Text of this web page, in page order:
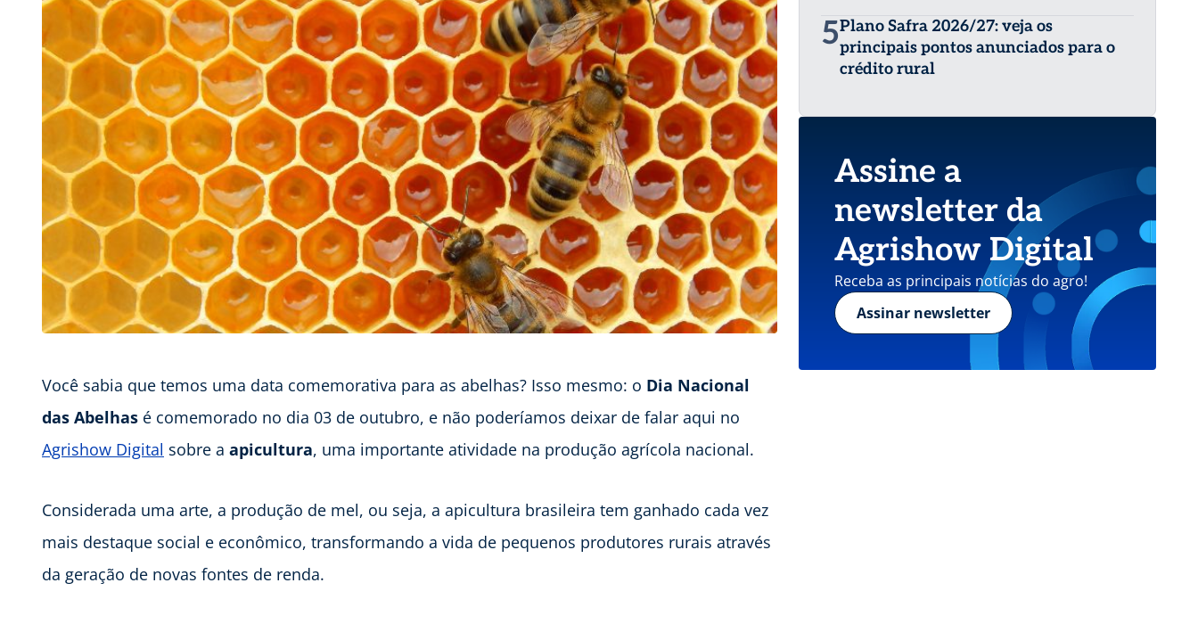
Você sabia que temos uma data comemorativa para as abelhas? Isso mesmo: o Dia Nacional
das Abelhas é comemorado no dia 03 de outubro, e não poderíamos deixar de falar aqui no
Agrishow Digital sobre a apicultura, uma importante atividade na produção agrícola nacional.
Considerada uma arte, a produção de mel, ou seja, a apicultura brasileira tem ganhado cada vez
mais destaque social e econômico, transformando a vida de pequenos produtores rurais através
da geração de novas fontes de renda.
5Plano Safra 2026/27: veja os
principais pontos anunciados para o
crédito rural
Assine a
newsletter da
Agrishow Digital
Receba as principais notícias do agro!
Assinar newsletter